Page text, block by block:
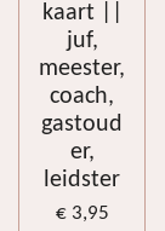
kaart ||
juf,
meester,
coach,
gastoud
er,
leidster
€ 3,95